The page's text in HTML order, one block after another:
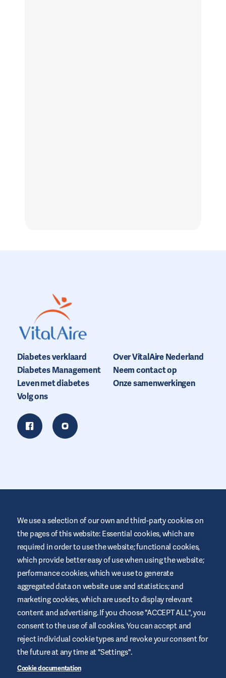
Diabetes verklaard
Diabetes Management
Leven met diabetes
Over VitalAire Nederland
Neem contact op
Onze samenwerkingen
Volg ons
Deze website wordt door Air Liquide Healthcare (Vitalaire Home
Care) aangeboden om een bijdrage en ondersteuning te leveren
aan mensen met diabetes. Het is slechts ter informatie en is geen
vervanging van medische aanbevelingen. Vraag altijd advies van
een zorgverlener.
Website voorwaarden
Privacyverklaring
Cookies
Sitemap
We use a selection of our own and third-party cookies on
the pages of this website: Essential cookies, which are
required in order to use the website; functional cookies,
which provide better easy of use when using the website;
performance cookies, which we use to generate
aggregated data on website use and statistics; and
marketing cookies, which are used to display relevant
content and advertising. If you choose "ACCEPT ALL", you
consent to the use of all cookies. You can accept and
reject individual cookie types and revoke your consent for
the future at any time at "Settings".
Cookie documentation